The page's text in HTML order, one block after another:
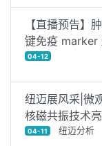
【直播预告】
键免疫
04-12
纽迈展风采|微
核磁共振技术
04-11 纽迈分析